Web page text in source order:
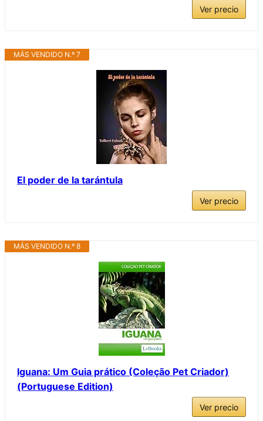
Ver precio
MÁS VENDIDO N.º 7
El poder de la tarántula
Ver precio
MÁS VENDIDO N.º 8
Iguana: Um Guia prático (Coleção Pet Criador)
(Portuguese Edition)
Ver precio